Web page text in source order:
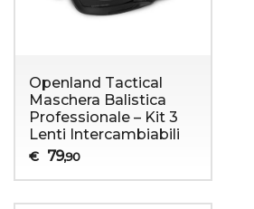
Openland Tactical
Maschera Balistica
Professionale – Kit 3
Lenti Intercambiabili
€ 79,90